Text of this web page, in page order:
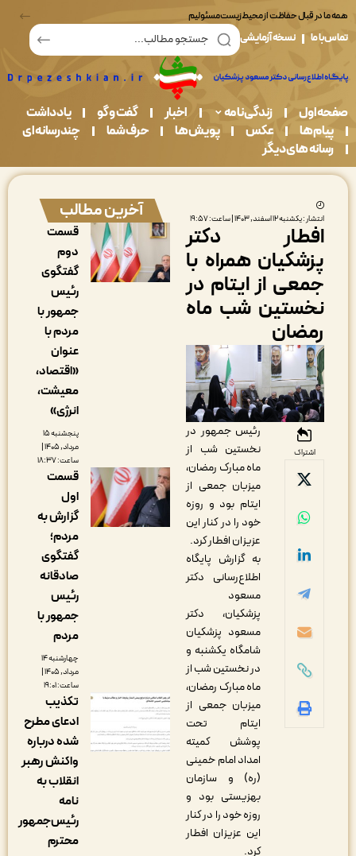
قبال حفاظت از محیط زیست مسئولیم
نسخه آزمایشی
زندگی نامه اخبار گفت و گو
یادداشت
ها
عکس پویش ها حرف شما
چندرسانه ای
های دیگر
: یکشنبه ۱۲ اسفند, ۱۴۰۳ | ساعت: ۱۹:۵۷
دکتر
همراه با
از ایتام در
شب ماه
رئیس جمهور در
نخستین شب از
ماه مبارک رمضان،
میزبان جمعی از
ایتام بود و روزه
خود را در کنار این
عزیزان افطار کرد.
به گزارش پایگاه
اطلاع‌رسانی دکتر
پزشکیان، دکتر
مسعود پزشکیان
شامگاه یکشنبه و
در نخستین شب از
ماه مبارک رمضان،
میزبان جمعی از
ایتام تحت
پوشش کمیته
امداد امام خمینی
(ره) و سازمان
بهزیستی بود و
روزه خود را در کنار
این عزیزان افطار
آخرین مطالب
قسمت
دوم
گفتگوی
جمهور با
«اقتصاد،
معیشت،
پنجشنبه ۱۵
مرداد, ۱۴۰۵ |
قسمت
اول
گزارش به
گفتگوی
صادقانه
جمهور با
چهارشنبه ۱۴
مرداد, ۱۴۰۵ |
تکذیب
ادعای مطرح
شده درباره
واکنش رهبر
انقلاب به
رئیس‌جمهور